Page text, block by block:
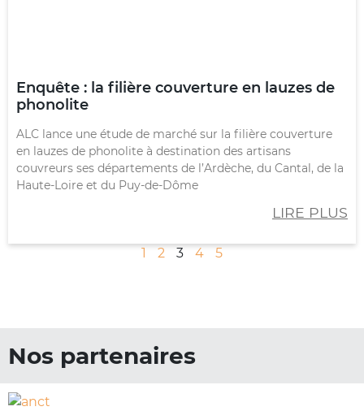
Enquête : la filière couverture en lauzes de
phonolite
ALC lance une étude de marché sur la filière couverture
en lauzes de phonolite à destination des artisans
couvreurs ses départements de l’Ardèche, du Cantal, de la
Haute-Loire et du Puy-de-Dôme
LIRE PLUS
1 2 3 4 5
Nos partenaires